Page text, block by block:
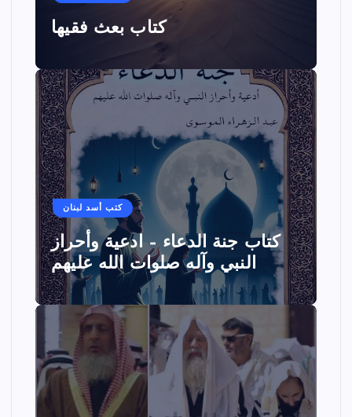
كتاب بعث فقيها
كتب أسد لبنان
كتاب جنة الدعاء – ادعية وأحراز
النبي وآله صلوات الله عليهم